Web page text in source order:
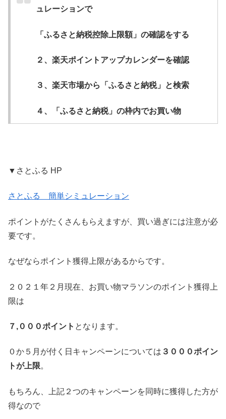
ュレーションで
「ふるさと納税控除上限額」の確認をする
２、楽天ポイントアップカレンダーを確認
３、楽天市場から「ふるさと納税」と検索
４、「ふるさと納税」の枠内でお買い物
▼さとふる HP
さとふる 簡単シミュレーション
ポイントがたくさんもらえますが、買い過ぎには注意が必
要です。
なぜならポイント獲得上限があるからです。
２０２１年２月現在、お買い物マラソンのポイント獲得上
限は
７,０００ポイント となります。
０か５月が付く日キャンペーンについては ３０００ポイン
トが上限。
もちろん、上記２つのキャンペーンを同時に獲得した方が
得なので